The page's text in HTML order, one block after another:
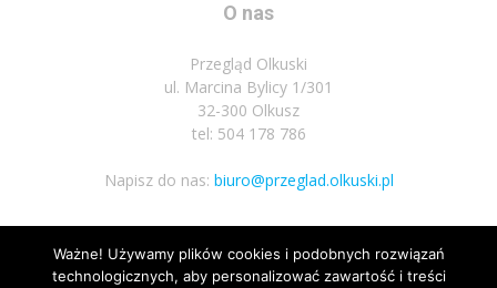
O nas
Przegląd Olkuski
ul. Marcina Bylicy 1/301
32-300 Olkusz
tel: 504 178 786
Napisz do nas: biuro@przeglad.olkuski.pl
Podążaj za nami
Ważne! Używamy plików cookies i podobnych rozwiązań
technologicznych, aby personalizować zawartość i treści